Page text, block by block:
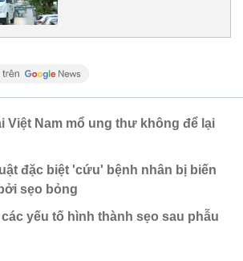
Việt Nam mổ ung thư không để lại
đặc biệt 'cứu' bệnh nhân bị biến
sẹo bỏng
yếu tố hình thành sẹo sau phẫu